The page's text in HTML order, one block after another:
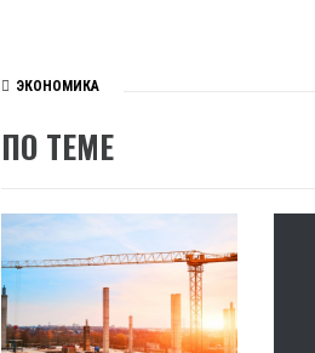
ЭКОНОМИКА
ПО ТЕМЕ